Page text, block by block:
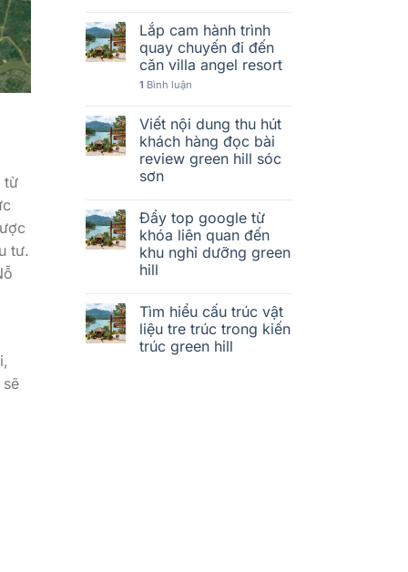
từ
tư.
Lắp cam hành trình
quay chuyến đi đến
căn villa angel resort
1 Bình luận
Viết nội dung thu hút
khách hàng đọc bài
review green hill sóc
sơn
Đẩy top google từ
khóa liên quan đến
khu nghỉ dưỡng green
hill
Tìm hiểu cấu trúc vật
liệu tre trúc trong kiến
trúc green hill